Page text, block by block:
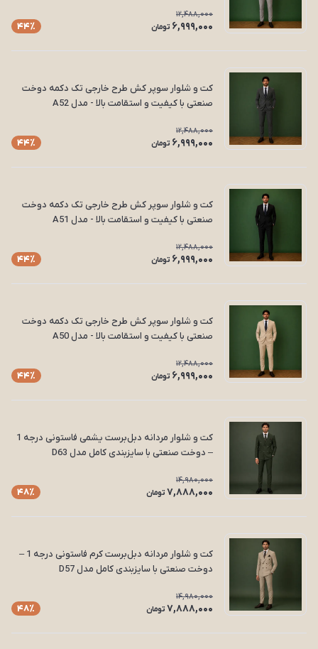
12,488,000
6,999,000 تومان 44٪
کت و شلوار سوپر کش طرح خارجی تک دکمه دوخت
صنعتی با کیفیت و استقامت بالا - مدل A52
12,488,000
6,999,000 تومان 44٪
کت و شلوار سوپر کش طرح خارجی تک دکمه دوخت
صنعتی با کیفیت و استقامت بالا - مدل A51
12,488,000
6,999,000 تومان 44٪
کت و شلوار سوپر کش طرح خارجی تک دکمه دوخت
صنعتی با کیفیت و استقامت بالا - مدل A50
12,488,000
6,999,000 تومان 44٪
کت و شلوار مردانه دبل‌برست یشمی فاستونی درجه 1
– دوخت صنعتی با سایزبندی کامل مدل D63
14,980,000
7,888,000 تومان 48٪
کت و شلوار مردانه دبل‌برست کرم فاستونی درجه 1 –
دوخت صنعتی با سایزبندی کامل مدل D57
14,980,000
7,888,000 تومان 48٪